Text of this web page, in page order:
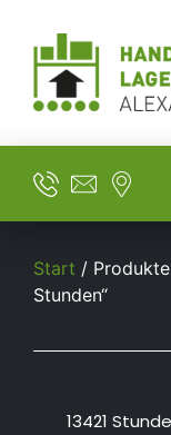
Start /
Stunden“
13421